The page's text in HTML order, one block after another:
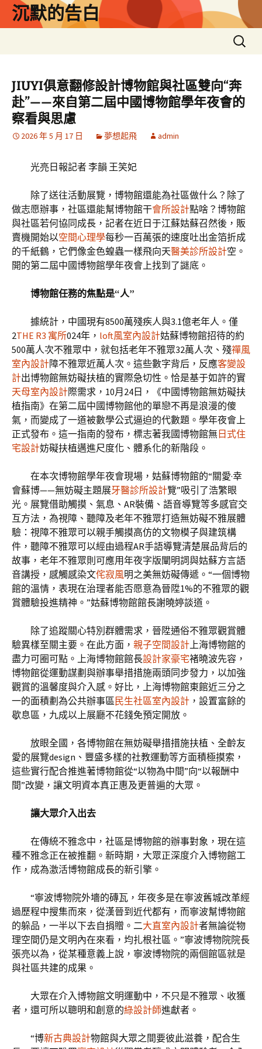
沉默的告白
搜
尋
鍵
字:
JIUYI俱意翻修設計博物館與社區雙向“奔
赴”——來自第二屆中國博物館學年夜會的
察看與思慮
2026 年 5 月 17 日 夢想起飛 admin
光亮日報記者 李韻 王笑妃
除了送往活動展覽，博物館還能為社區做什么？除了
做志愿辦事，社區還能幫博物館干會所設計點啥？博物館
與社區若何協同成長，記者在近日于江蘇姑蘇召然後，販
賣機開始以空間心理學每秒一百萬張的速度吐出金箔折成
的千紙鶴，它們像金色蝗蟲一樣飛向天醫美診所設計空。
開的第二屆中國博物館學年夜會上找到了謎底。
博物館任務的焦點是“人”
據統計，中國現有8500萬殘疾人與3.1億老年人。僅
2THE R3 寓所024年， loft風室內設計姑蘇博物館招待的約
500萬人次不雅眾中，就包括老年不雅眾32萬人次、殘禪風
室內設計障不雅眾近萬人次。這些數字背后，反應客變設
計出博物館無妨礙扶植的實際急切性。恰是基于如許的實
天母室內設計際需求，10月24日，《中國博物館無妨礙扶
植指南》在第二屆中國博物館他的單戀不再是浪漫的傻
氣，而變成了一道被數學公式逼迫的代數題。學年夜會上
正式發布。這一指南的發布，標志著我國博物館無 日式住
宅設計妨礙扶植邁進尺度化、體系化的新階段。
在本次博物館學年夜會現場，姑蘇博物館的“關愛·幸
會蘇博——無妨礙主題展牙醫診所設計覽”吸引了浩繁眼
光。展覽借助觸摸、氣息、AR裝備、語音導覽等多感官交
互方法，為視障、聽障及老年不雅眾打造無妨礙不雅展體
驗：視障不雅眾可以親手觸摸高仿的文物模子與建筑構
件，聽障不雅眾可以經由過程AR手語導覽清楚展品背后的
故事，老年不雅眾則可應用年夜字版闡明詞與姑蘇方言語
音講授，感觸感染文侘寂風明之美無妨礙傳遞。“一個博物
館的溫情，表現在治理者能否愿意為晉陞1%的不雅眾的觀
賞體驗投進精神。”姑蘇博物館館長謝曉婷談道。
除了追蹤關心特別群體需求，晉陞通俗不雅眾觀賞體
驗異樣至關主要。在此方面， 親子空間設計上海博物館的
盡力可圈可點。上海博物館館長設計家豪宅褚曉波先容，
博物館從運動謀劃與辦事舉措措施兩頭同步發力，以加強
觀賞的溫馨度與介入感。好比，上海博物館東館近三分之
一的面積劃為公共辦事區 民生社區室內設計 ，設置富餘的
歇息區，九成以上展廳不花錢免預定開放。
放眼全國，各博物館在無妨礙舉措措施扶植、全齡友
愛的展覽design、豐盛多樣的社教運動等方面積極摸索，
這些實行配合推進著博物館從“以物為中間”向“以報酬中
間”改變，讓文明資本真正惠及更普遍的大眾。
讓大眾介入出去
在傳統不雅念中，社區是博物館的辦事對象，現在這
種不雅念正在被推翻。新時期，大眾正深度介入博物館工
作，成為激活博物館成長的新引擎。
“寧波博物院外墻的磚瓦，年夜多是在寧波舊城改革經
過歷程中搜集而來，從漢晉到近代都有，而寧波幫博物館
的躲品，一半以下去自捐贈。二大直室內設計者無論從物
理空間仍是文明內在來看，均扎根社區。”寧波博物院院長
張亮以為，從某種意義上說，寧波博物院的兩個館區就是
與社區共建的成果。
大眾在介入博物館文明運動中，不只是不雅眾、收獲
者，還可所以聰明和創意的綠設計師進獻者。
“博新古典設計物館與大眾之間要彼此滋養，配合生